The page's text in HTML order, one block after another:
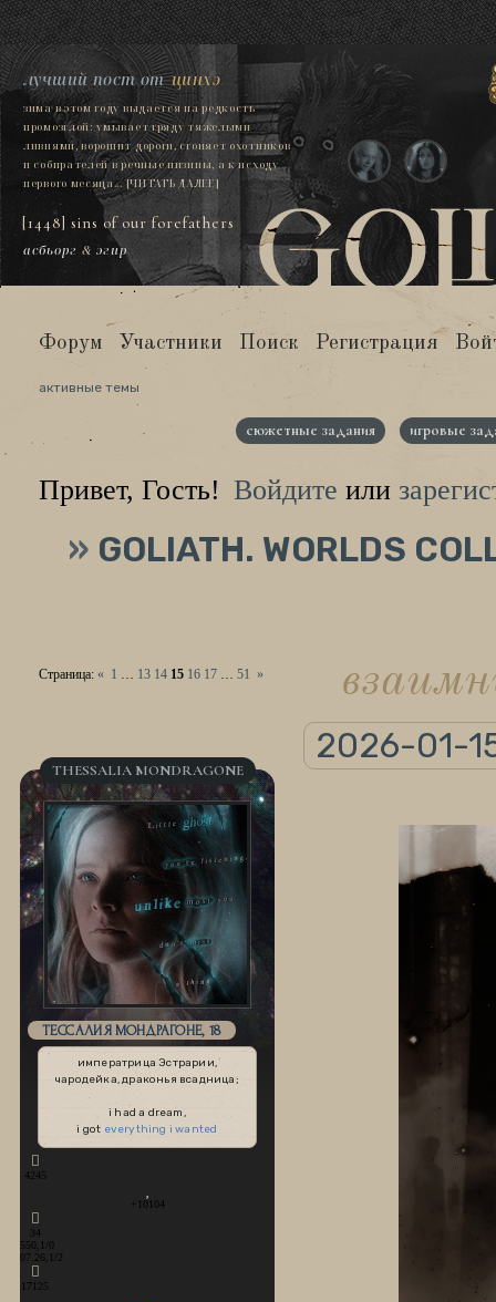
[1448] sins of our forefathers
асбьорг & эгир
лучший пост отцинхэ
зима в этом году выдается на редкость
промозглой: умывает гряду тяжелыми
ливнями, ворошит дороги, сгоняет охотников
и собирателей в речные низины, а к исходу
первого месяца...[ЧИТАТЬ ДАЛЕЕ]
Форум Участники Поиск Регистрация
активные темы
сюжетные задания игровые
Привет, Гость! Войдите или
» GOLIATH. WORLDS
Страница: « 1 … 13 14 15 16 17 … 51 »
2026-01-
THESSALIA MONDRAGONE
ТЕССАЛИЯ МОНДРАГОНЕ, 18
императрица Эстрарии,
чародейка, драконья всадница;
i had a dream,
i got everything i wanted
4245
+10104
34
550,1/0
07.26,1/2
17125